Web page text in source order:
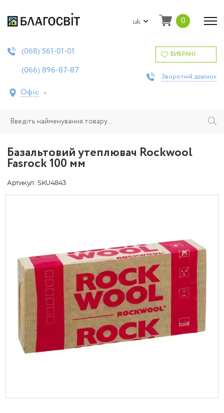
uk 0
(068) 561-01-01
(066) 896-87-87
Офіс
ВИБРАНІ
Зворотній дзвінок
Базальтовий утеплювач Rockwool
Fasrock 100 мм
Артикул : SKU4843